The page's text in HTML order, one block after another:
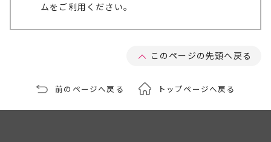
ムをご利用ください。
このページの先頭へ戻る
前のページへ戻る トップページへ戻る